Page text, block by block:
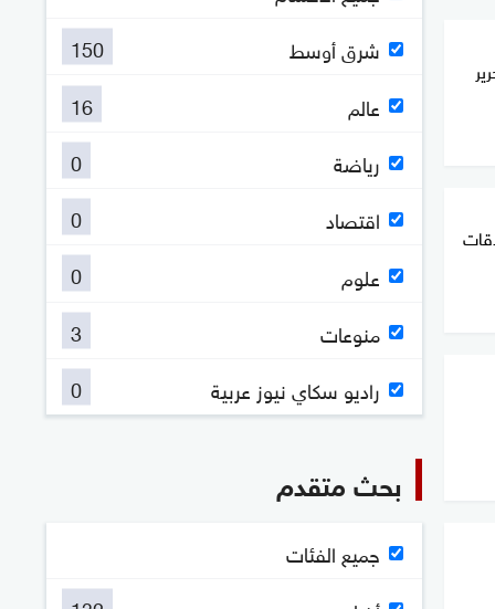
شرق أوسط
150
عالم
16
رياضة
0
اقتصاد
0
علوم
0
منوعات
3
راديو سكاي نيوز عربية
0
بحث متقدم
جميع الفئات